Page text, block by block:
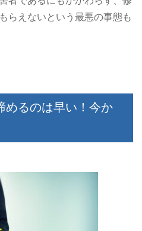
らえないという最悪の事態も
めるのは早い！今か